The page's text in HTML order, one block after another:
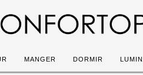
MANGER DORMIR